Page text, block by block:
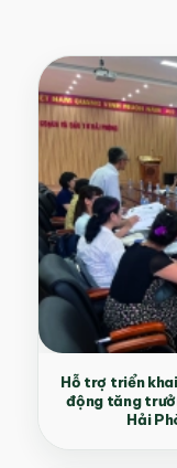
Hỗ trợ triển
động tăng
Hải